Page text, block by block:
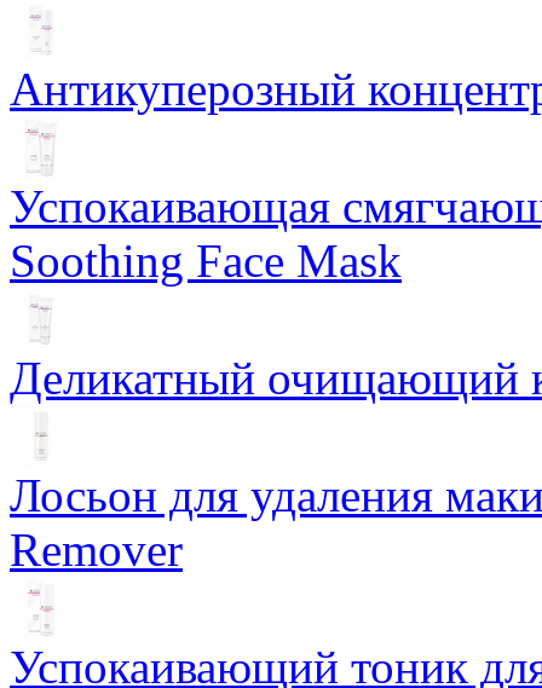
Антикуперозный
Успокаивающая
Soothing Face Mask
Деликатный очищающий
Лосьон для удаления
Remover
Успокаивающий тоник